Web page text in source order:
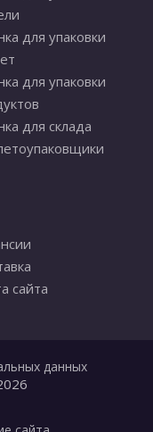
для упаковки
для упаковки
для склада
сайта
данных